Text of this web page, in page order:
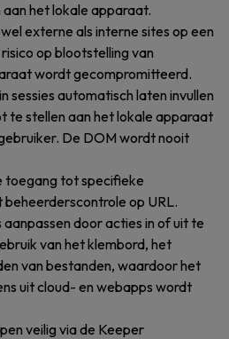
het lokale apparaat.
externe als interne sites op een
op blootstelling van
wordt gecompromitteerd.
sessies automatisch laten invullen
te stellen aan het lokale apparaat
De DOM wordt nooit
toegang tot specifieke
op URL.
aanpassen door acties in of uit te
van het klembord, het
van bestanden, waardoor het
uit cloud- en webapps wordt
veilig via de Keeper